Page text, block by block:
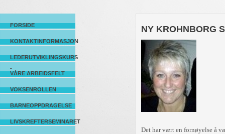
FORSIDE
KONTAKTINFORMASJON
LEDERUTVIKLINGSKURS
-
VÅRE ARBEIDSFELT
VOKSENROLLEN
BARNEOPPDRAGELSE
LIVSKREFTERSEMINARET
NY KROHNBORG
Det har vært en fornøyelse å